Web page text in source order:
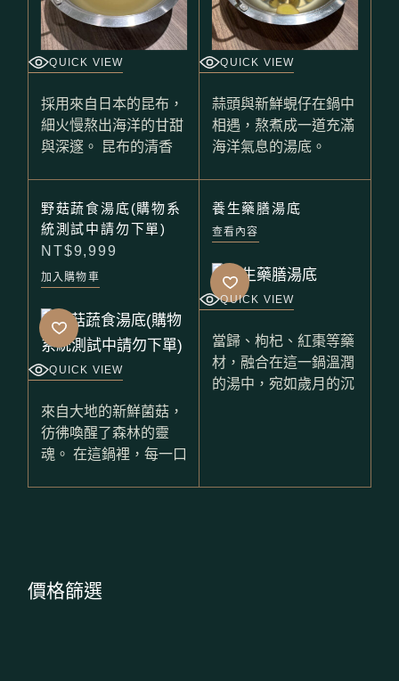
QUICK VIEW
採用來自日本的昆布，
細火慢熬出海洋的甘甜
與深邃。 昆布的清香
QUICK VIEW
蒜頭與新鮮蜆仔在鍋中
相遇，熬煮成一道充滿
海洋氣息的湯底。
野菇蔬食湯底(購物系
統測試中請勿下單)
NT$9,999
加入購物車
QUICK VIEW
來自大地的新鮮菌菇，
彷彿喚醒了森林的靈
魂。 在這鍋裡，每一口
養生藥膳湯底
查看內容
QUICK VIEW
當歸、枸杞、紅棗等藥
材，融合在這一鍋溫潤
的湯中，宛如歲月的沉
價格篩選